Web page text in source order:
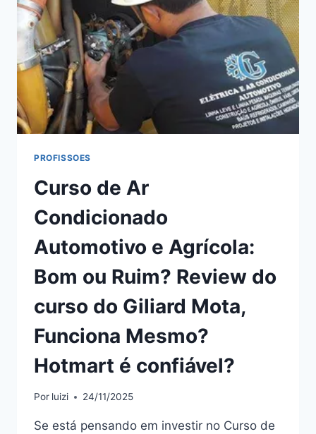
CURSO
DO
JOÃO
PAULO
ROBERTO,
FUNCIONA
MESMO?
HOTMART
É
PROFISSOES
Curso de Ar
Condicionado
Automotivo e Agrícola:
Bom ou Ruim? Review do
curso do Giliard Mota,
Funciona Mesmo?
Hotmart é confiável?
Por luizi 24/11/2025
Se está pensando em investir no Curso de